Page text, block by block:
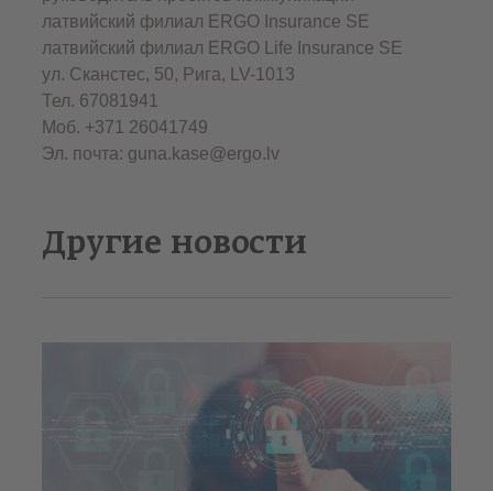
латвийский филиал ERGO Insurance SЕ
латвийский филиал ERGO Life Insurance SE
ул. Сканстес, 50, Рига, LV-1013
Тел. 67081941
Моб. +371 26041749
Эл. почта: guna.kase@ergo.lv
Другие новости